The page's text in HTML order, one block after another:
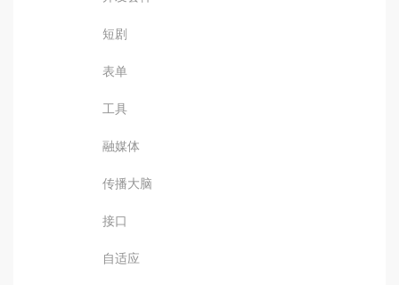
短剧
表单
工具
融媒体
传播大脑
接口
自适应